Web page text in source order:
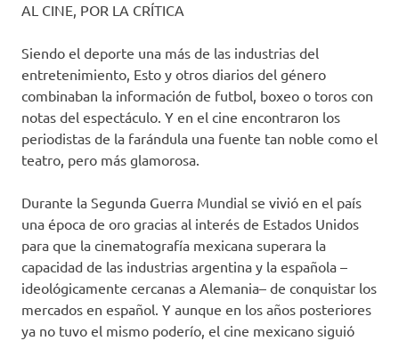
AL CINE, POR LA CRÍTICA
Siendo el deporte una más de las industrias del
entretenimiento, Esto y otros diarios del género
combinaban la información de futbol, boxeo o toros con
notas del espectáculo. Y en el cine encontraron los
periodistas de la farándula una fuente tan noble como el
teatro, pero más glamorosa.
Durante la Segunda Guerra Mundial se vivió en el país
una época de oro gracias al interés de Estados Unidos
para que la cinematografía mexicana superara la
capacidad de las industrias argentina y la española –
ideológicamente cercanas a Alemania– de conquistar los
mercados en español. Y aunque en los años posteriores
ya no tuvo el mismo poderío, el cine mexicano siguió